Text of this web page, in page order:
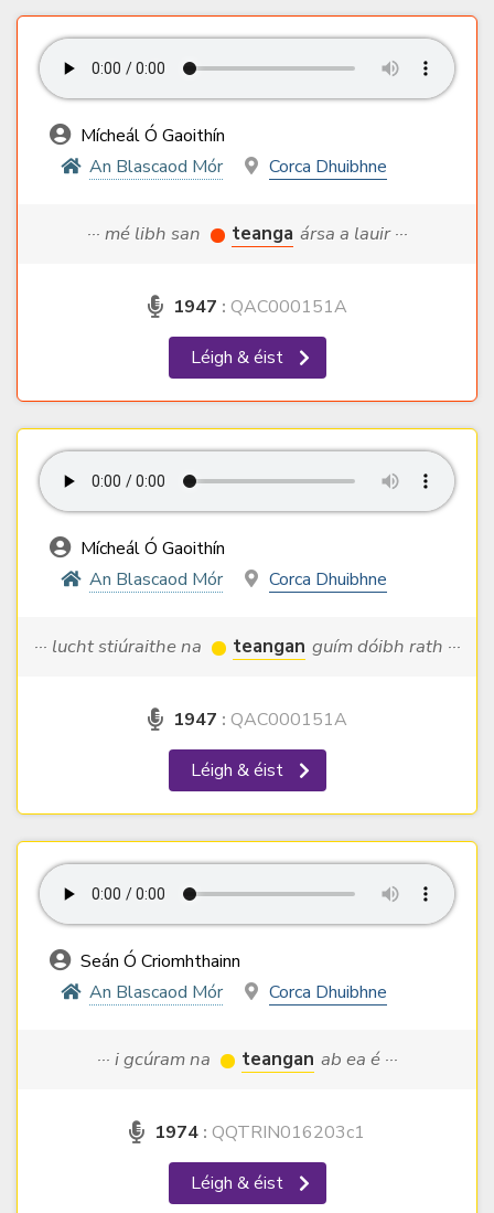
Mícheál Ó Gaoithín
An Blascaod Mór
Corca Dhuibhne
··· mé libh san teanga ársa a lauir ···
1947 : QAC000151A
Léigh & éist
Mícheál Ó Gaoithín
An Blascaod Mór
Corca Dhuibhne
··· lucht stiúraithe na teangan guím dóibh rath ···
1947 : QAC000151A
Léigh & éist
Seán Ó Criomhthainn
An Blascaod Mór
Corca Dhuibhne
··· i gcúram na teangan ab ea é ···
1974 : QQTRIN016203c1
Léigh & éist